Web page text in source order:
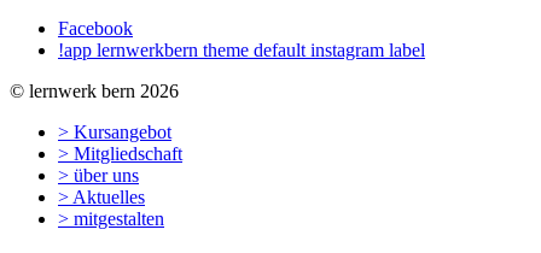
Facebook
!app lernwerkbern theme default instagram label
© lernwerk bern 2026
> Kursangebot
> Mitgliedschaft
> über uns
> Aktuelles
> mitgestalten